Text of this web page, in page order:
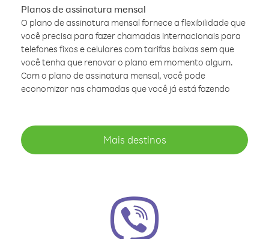
Planos de assinatura mensal
O plano de assinatura mensal fornece a flexibilidade que
você precisa para fazer chamadas internacionais para
telefones fixos e celulares com tarifas baixas sem que
você tenha que renovar o plano em momento algum.
Com o plano de assinatura mensal, você pode
economizar nas chamadas que você já está fazendo
Mais destinos